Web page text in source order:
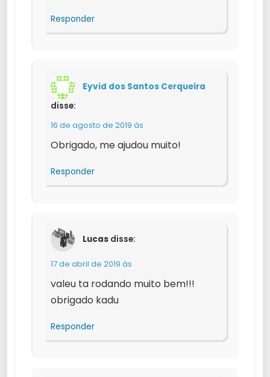
Responder
Eyvid dos Santos Cerqueira
disse:
16 de agosto de 2019 às
Obrigado, me ajudou muito!
Responder
Lucas disse:
17 de abril de 2019 às
valeu ta rodando muito bem!!!
obrigado kadu
Responder